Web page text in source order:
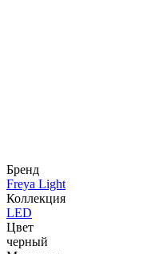
Бренд
Freya Light
Коллекция
LED
Цвет
черный